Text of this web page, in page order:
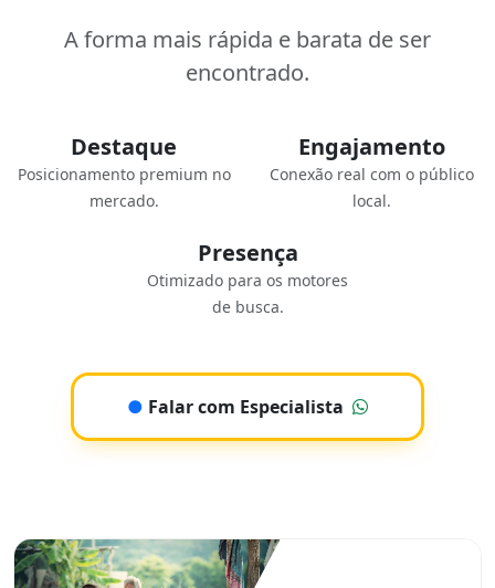
A forma mais rápida e barata de ser
encontrado.
Destaque
Posicionamento premium no
mercado.
Engajamento
Conexão real com o público
local.
Presença
Otimizado para os motores
de busca.
● Falar com Especialista